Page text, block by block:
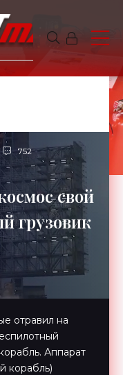
752
свой
грузовик
отравил на
Аппарат
корабль)